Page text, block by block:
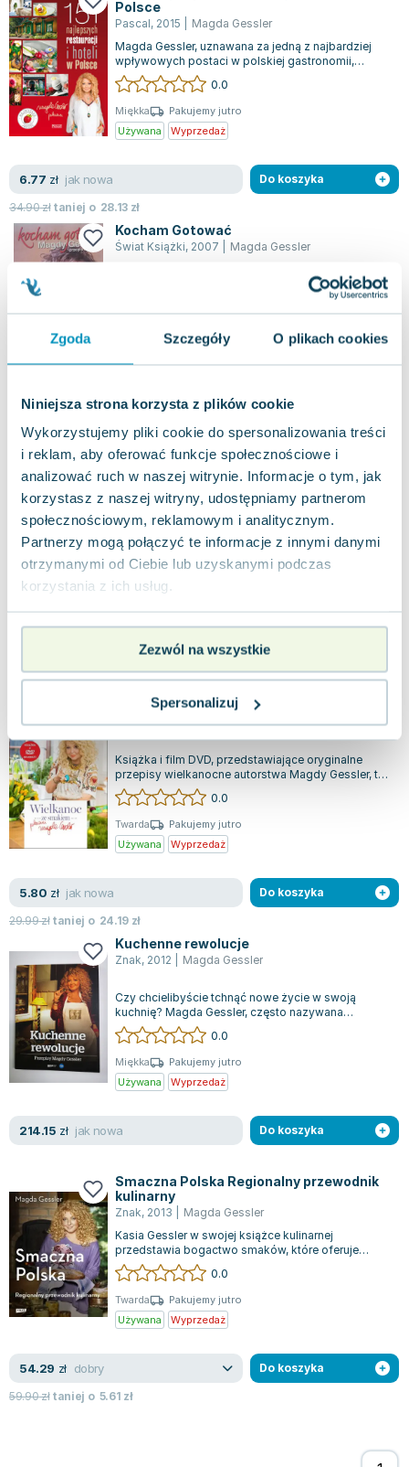
Zgoda Szczegóły O plikach cookies
Niniejsza strona korzysta z plików cookie
Wykorzystujemy pliki cookie do spersonalizowania treści
i reklam, aby oferować funkcje społecznościowe i
analizować ruch w naszej witrynie. Informacje o tym, jak
korzystasz z naszej witryny, udostępniamy partnerom
społecznościowym, reklamowym i analitycznym.
Partnerzy mogą połączyć te informacje z innymi danymi
otrzymanymi od Ciebie lub uzyskanymi podczas
korzystania z ich usług.
Zezwól na wszystkie
Spersonalizuj
Polsce
Pascal, 2015
Magda Gessler
Magda Gessler, uznawana za jedną z najbardziej
wpływowych postaci w polskiej gastronomii,
zaprasza do odkrywania 151 wyjątkowych r...
0.0
Miękka
Pakujemy jutro
Używana
Wyprzedaż
6.77 zł jak nowa
34.90złtaniej o 28.13 zł
Do koszyka
Kocham Gotować
Świat Książki, 2007 Magda Gessler
Wyjątkowa książka kucharska od znanej
restauratorki stanowi swoisty przewodnik po
kulinarnym świecie, pełnym emocji i barw. Zawier...
Pakujemy jutro
Używana
widoczne ślady używania
Znani i bogaci o własnym biznesie
Profit ,2011| praca zbiorowa,opracowanie zbiorowe
Poznaj przedsiębiorczość znanych postaci, które
zdecydowały się wejść w świat biznesu. Książka ta
oferuje wgląd w 35 rozmów z akto...
0.0
Miękka
Pakujemy jutro
41.99złtaniej o35.16zł
Do koszyka
Wielkanoc ze Smakiem Magdy Gessler
Edipresse Polska,2018| Magda Gessler,Edipresse Polska S.A.
Książka i film DVD, przedstawiające oryginalne
przepisy wielkanocne autorstwa Magdy Gessler, to
prawdziwa gratka dla miłośników tr...
0.0
Twarda
Pakujemy jutro
Używana
Wyprzedaż
5.80 zł jak nowa
29.99złtaniej o 24.19 zł
Do koszyka
Kuchenne rewolucje
Znak, 2012 Magda Gessler
Czy chcielibyście tchnąć nowe życie w swoją
kuchnię? Magda Gessler, często nazywana
„czarodziejką w kuchni”, potrafi przemienić na...
0.0
Miękka
Pakujemy jutro
Używana
Wyprzedaż
214.15 zł jak nowa Do koszyka
Smaczna Polska Regionalny przewodnik
kulinarny
Znak, 2013
Magda Gessler
Kasia Gessler w swojej książce kulinarnej
przedstawia bogactwo smaków, które oferuje
Polska. Książka zabiera czytelników w kulinar...
0.0
Twarda
Pakujemy jutro
Używana
Wyprzedaż
54.29 zł dobry
59.90złtaniej o 5.61 zł
Do koszyka